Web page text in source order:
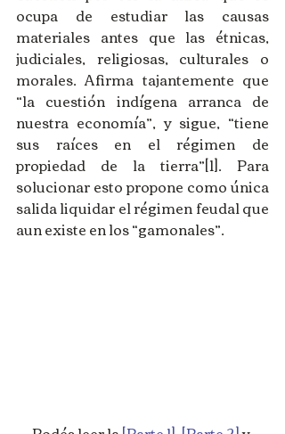
ocupa de estudiar las causas
materiales antes que las étnicas,
judiciales, religiosas, culturales o
morales. Afirma tajantemente que
“la cuestión indígena arranca de
nuestra economía”, y sigue, “tiene
sus raíces en el régimen de
propiedad de la tierra”[1]. Para
solucionar esto propone como única
salida liquidar el régimen feudal que
aun existe en los “gamonales”.